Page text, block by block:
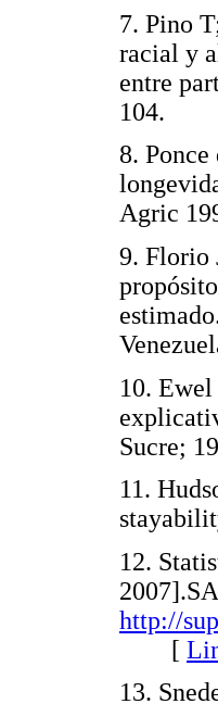
7. Pino
racial y
entre
104.
8.
Agric
9. Florio
10.
11.
12.
http://
[
13.